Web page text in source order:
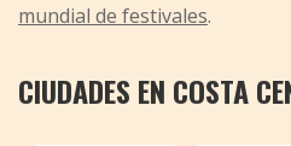
mundial de festivales.
CIUDADES EN COSTA